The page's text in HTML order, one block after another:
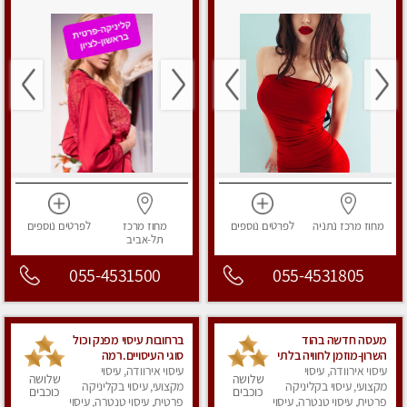
מחוז מרכז נתניה לפרטים נוספים
055-4531805
מחוז מרכז
תל-אביב
לפרטים נוספים
055-4531500
מעסה חדשה בהוד
השרון-מוזמן לחוויה בלתי
נשכחת!!!עיסוי מפנק
ביותר במקום פרטי
לחלוטין!
עיסוי אירוודה, עיסוי
מקצועי, עיסוי בקליניקה
פרטית, עיסוי טנטרה, עיסוי
שלושה
כוכבים
ברחובות עיסוי מפנק וכול
סוגי העיסויים.רמה
גבוהה!
עיסוי אירוודה, עיסוי
מקצועי, עיסוי בקליניקה
פרטית, עיסוי טנטרה, עיסוי
שלושה
כוכבים